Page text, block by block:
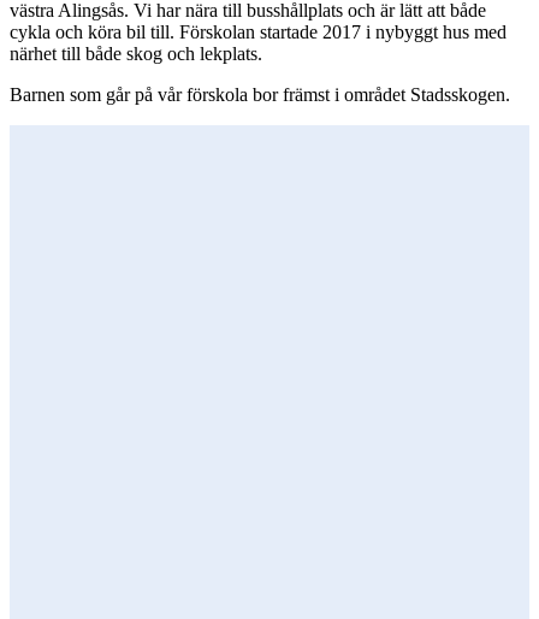
västra Alingsås. Vi har nära till busshållplats och är lätt att både
cykla och köra bil till. Förskolan startade 2017 i nybyggt hus med
närhet till både skog och lekplats.
Barnen som går på vår förskola bor främst i området Stadsskogen.